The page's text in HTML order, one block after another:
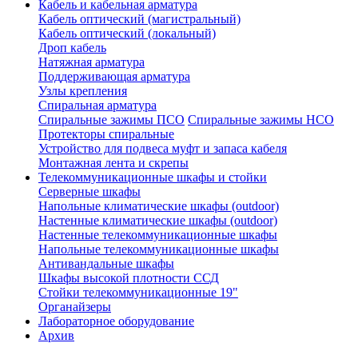
Кабель и кабельная арматура
Кабель оптический (магистральный)
Кабель оптический (локальный)
Дроп кабель
Натяжная арматура
Поддерживающая арматура
Узлы крепления
Спиральная арматура
Спиральные зажимы ПСО Спиральные зажимы НСО
Протекторы спиральные
Устройство для подвеса муфт и запаса кабеля
Монтажная лента и скрепы
Телекоммуникационные шкафы и стойки
Серверные шкафы
Напольные климатические шкафы (outdoor)
Настенные климатические шкафы (outdoor)
Настенные телекоммуникационные шкафы
Напольные телекоммуникационные шкафы
Антивандальные шкафы
Шкафы высокой плотности ССД
Стойки телекоммуникационные 19"
Органайзеры
Лабораторное оборудование
Архив